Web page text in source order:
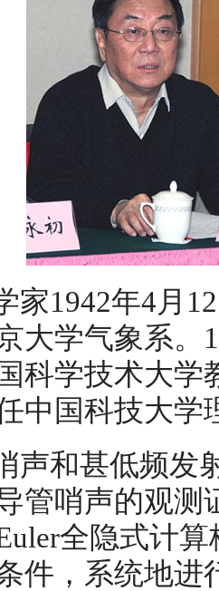
家1942年4月
大学气象系。
科学技术大
中国科技大学
声和甚低频发
管哨声的观测
全隐式计
件，系统地进